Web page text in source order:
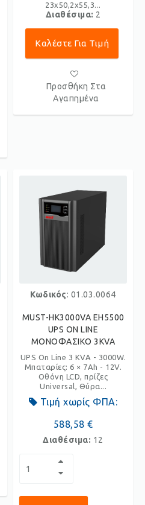
23x50,2x55,3...
Διαθέσιμα: 2
Καλέστε Για Τιμή
Προσθήκη Στα
Αγαπημένα
Κωδικός: 01.03.0064
MUST-HK3000VA EH5500
UPS ON LINE
ΜΟΝΟΦΑΣΙΚΟ 3KVA
UPS On Line 3 KVA - 3000W.
Μπαταρίες: 6 × 7Ah - 12V.
Οθόνη LCD, πρίζες
Universal, Θύρα...
Τιμή χωρίς ΦΠΑ:
588,58 €
Διαθέσιμα: 12